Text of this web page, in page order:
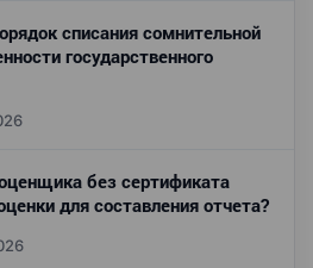
списания сомнительной
государственного
без сертификата
для составления отчета?